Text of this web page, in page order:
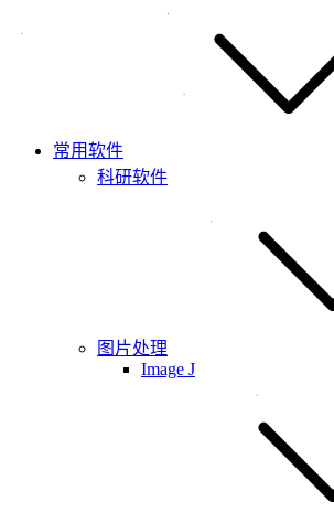
常用软件
科研软件
图片处理
Image J